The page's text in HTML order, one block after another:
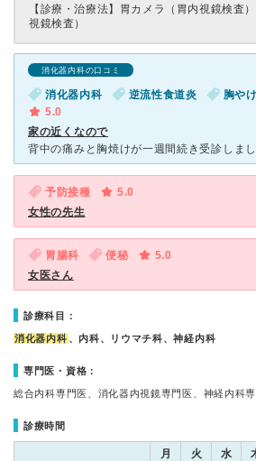
【診療・治療法】 胃カメラ（胃内視鏡検査
視鏡検査）
消化器内科の口コミ
消化器内科 逆流性食道炎
胸や
5.0
家の近くなので
予防接種
5.0
女性の先生
胃腸科 便秘
5.0
女医さん
診療科目：
消化器内科 、内科、リウマチ科、神経内科
専門医・資格：
総合内科専門医、消化器内視鏡専門医、神経内科
診療時間
月 火 水